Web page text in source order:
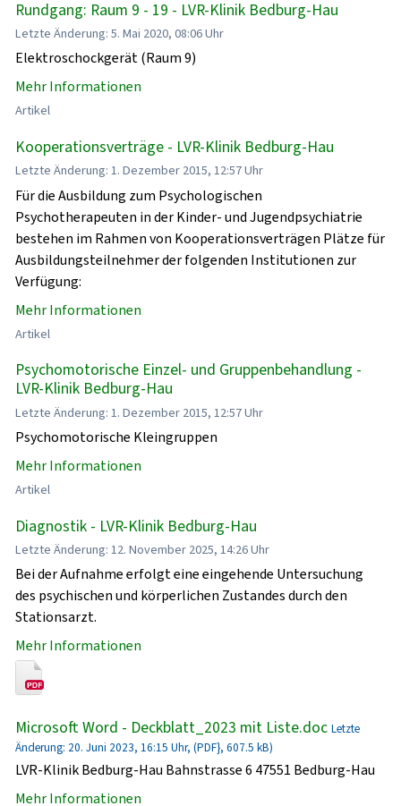
Rundgang: Raum 9 - 19 - LVR-Klinik Bedburg-Hau
Letzte Änderung: 5. Mai 2020, 08:06 Uhr
Elektroschockgerät (Raum 9)
Mehr Informationen
Artikel
Kooperationsverträge - LVR-Klinik Bedburg-Hau
Letzte Änderung: 1. Dezember 2015, 12:57 Uhr
Für die Ausbildung zum Psychologischen
Psychotherapeuten in der Kinder- und Jugendpsychiatrie
bestehen im Rahmen von Kooperationsverträgen Plätze für
Ausbildungsteilnehmer der folgenden Institutionen zur
Verfügung:
Mehr Informationen
Artikel
Psychomotorische Einzel- und Gruppenbehandlung -
LVR-Klinik Bedburg-Hau
Letzte Änderung: 1. Dezember 2015, 12:57 Uhr
Psychomotorische Kleingruppen
Mehr Informationen
Artikel
Diagnostik - LVR-Klinik Bedburg-Hau
Letzte Änderung: 12. November 2025, 14:26 Uhr
Bei der Aufnahme erfolgt eine eingehende Untersuchung
des psychischen und körperlichen Zustandes durch den
Stationsarzt.
Mehr Informationen
Microsoft Word - Deckblatt_2023 mit Liste.doc Letzte
Änderung: 20. Juni 2023, 16:15 Uhr, (PDF}, 607.5 kB)
LVR-Klinik Bedburg-Hau Bahnstrasse 6 47551 Bedburg-Hau
Mehr Informationen